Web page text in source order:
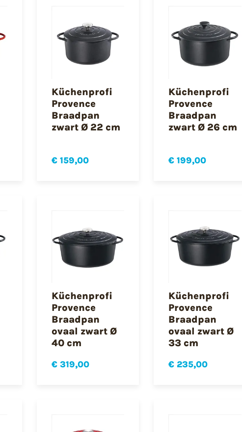
Küchenprofi
Provence
Braadpan
zwart Ø 22 cm
€ 159,00
Küchenprofi
Provence
Braadpan
zwart Ø 26 cm
€ 199,00
Küchenprofi
Provence
Braadpan
ovaal zwart Ø
40 cm
€ 319,00
Küchenprofi
Provence
Braadpan
ovaal zwart Ø
33 cm
€ 235,00